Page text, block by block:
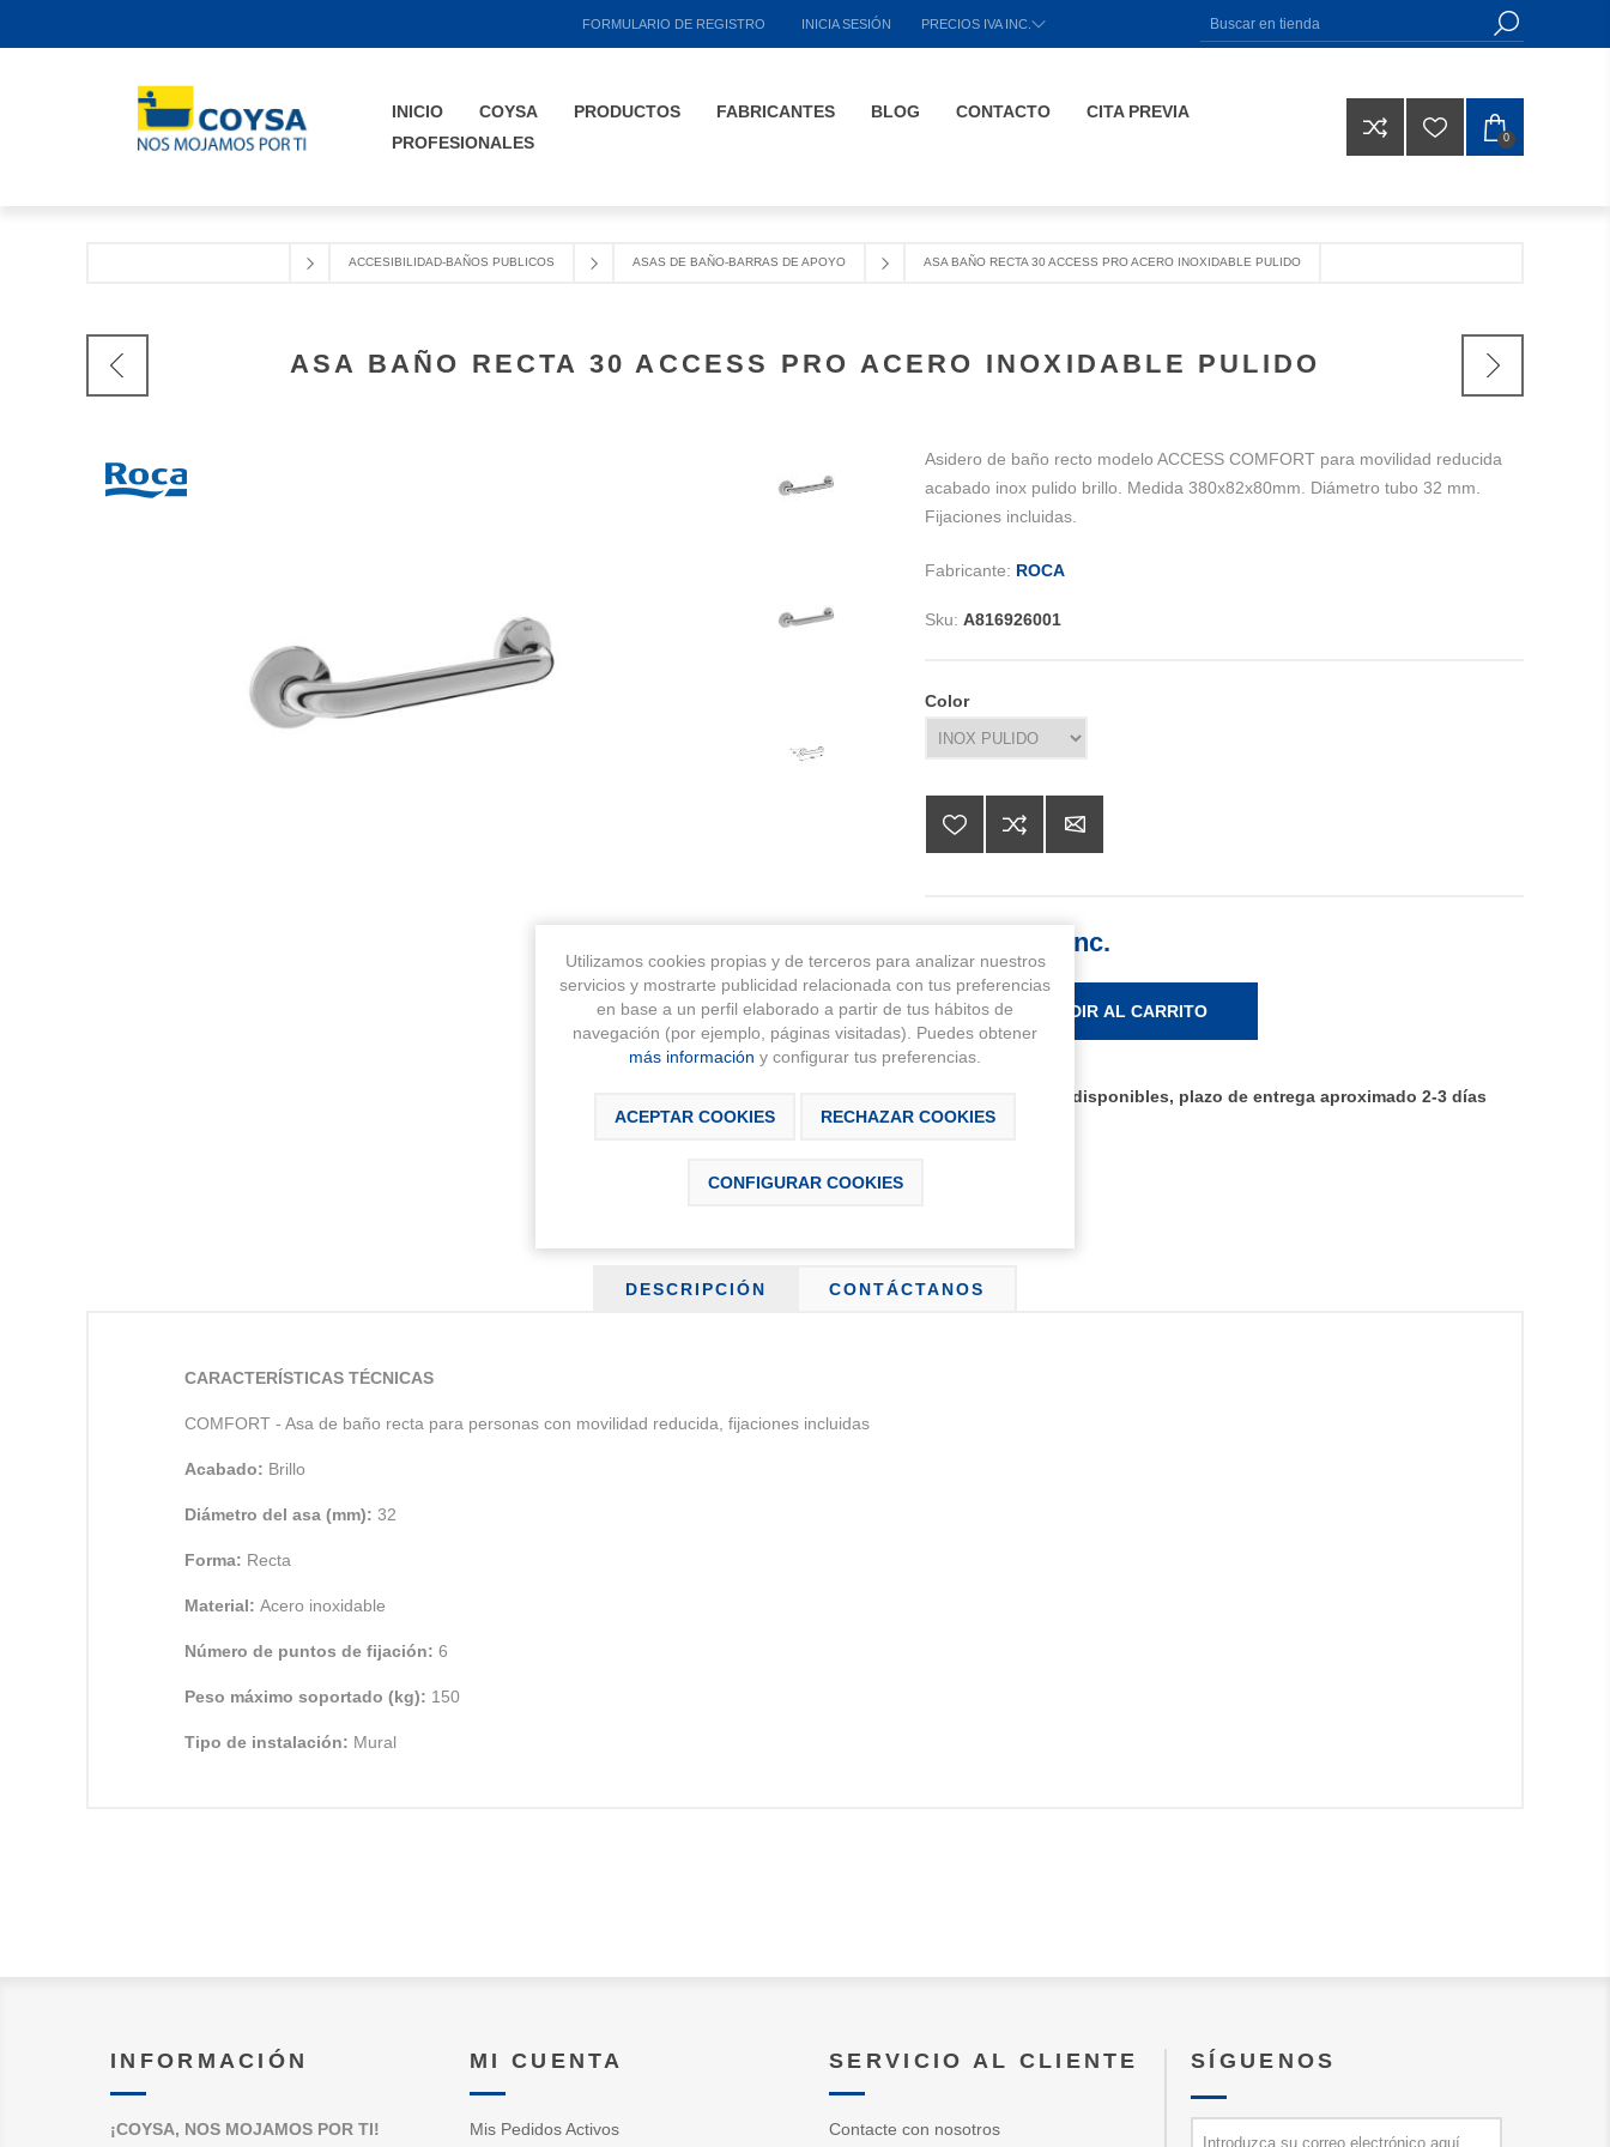
FORMULARIO DE REGISTRO INICIA SESIÓN PRECIOS IVA INC.
INICIO COYSA PRODUCTOS FABRICANTES BLOG CONTACTO
CITA PREVIA
PROFESIONALES
0
ACCESIBILIDAD-BAÑOS PUBLICOS ASAS DE BAÑO-BARRAS DE APOYO ASA BAÑO RECTA 30 ACCESS PRO ACERO INOXIDABLE PULIDO
ASA BAÑO RECTA 30 ACCESS PRO ACERO INOXIDABLE PULIDO
Asidero de baño recto modelo ACCESS COMFORT para movilidad reducida
acabado inox pulido brillo. Medida 380x82x80mm. Diámetro tubo 32 mm.
Fijaciones incluidas.
Fabricante: ROCA
Sku: A816926001
Color
39,02 € IVA Inc.
AÑADIR AL CARRITO
Últimas unidades disponibles, plazo de entrega aproximado 2-3 días
DESCRIPCIÓN CONTÁCTANOS
CARACTERÍSTICAS TÉCNICAS
COMFORT - Asa de baño recta para personas con movilidad reducida, fijaciones incluidas
Acabado: Brillo
Diámetro del asa (mm): 32
Forma: Recta
Material: Acero inoxidable
Número de puntos de fijación: 6
Peso máximo soportado (kg): 150
Tipo de instalación: Mural
INFORMACIÓN
¡COYSA, NOS MOJAMOS POR TI!
MI CUENTA
Mis Pedidos Activos
SERVICIO AL CLIENTE
Contacte con nosotros
SÍGUENOS
Utilizamos cookies propias y de terceros para analizar nuestros
servicios y mostrarte publicidad relacionada con tus preferencias
en base a un perfil elaborado a partir de tus hábitos de
navegación (por ejemplo, páginas visitadas). Puedes obtener
más información y configurar tus preferencias.
ACEPTAR COOKIES RECHAZAR COOKIES
CONFIGURAR COOKIES